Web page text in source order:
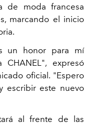
de moda francesa
marcando el inicio
un honor para mí
expresó
oficial. "Espero
escribir este nuevo
al frente de las